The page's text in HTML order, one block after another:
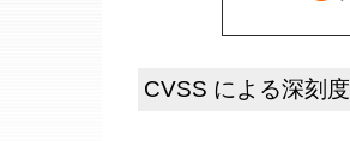
CVSS による深刻度